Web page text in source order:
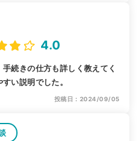
4.0
続きの仕方も詳しく教えてく
い説明でした。
投稿日：2024/09/05